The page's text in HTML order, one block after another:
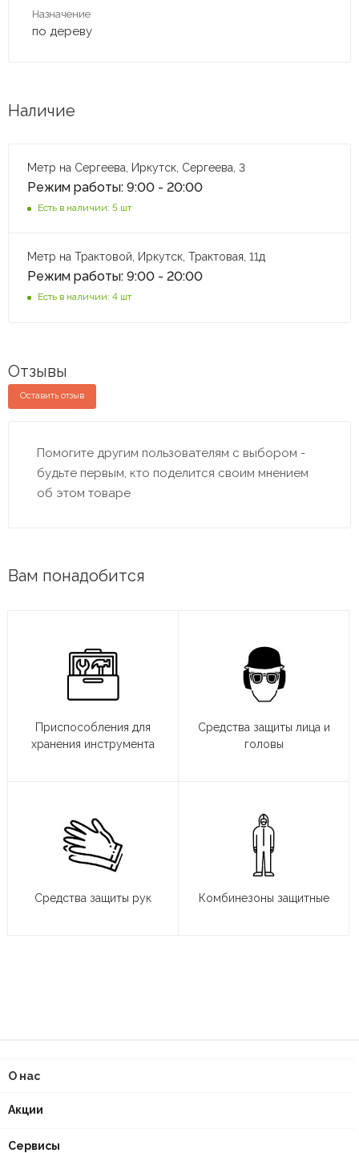
Назначение
по дереву
Наличие
Метр на Сергеева, Иркутск, Сергеева, 3
Режим работы: 9:00 - 20:00
Есть в наличии: 5 шт
Метр на Трактовой, Иркутск, Трактовая, 11д
Режим работы: 9:00 - 20:00
Есть в наличии: 4 шт
Отзывы
Оставить отзыв
Помогите другим пользователям с выбором -
будьте первым, кто поделится своим мнением
об этом товаре
Вам понадобится
Приспособления для
хранения инструмента
Средства защиты лица и
головы
Средства защиты рук Комбинезоны защитные
О нас
Акции
Сервисы